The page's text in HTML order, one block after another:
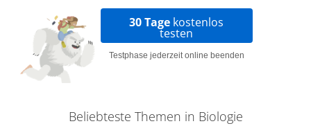
30 Tage kostenlos
testen
Testphase jederzeit online beenden
Beliebteste Themen in Biologie